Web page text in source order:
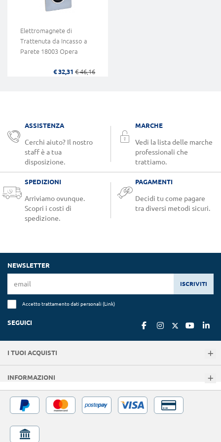
Elettromagnete di
Trattenuta da Incasso a
Parete 18003 Opera
€ 32,31 € 46,16
ASSISTENZA
Cerchi aiuto? Il nostro
staff è a tua
disposizione.
MARCHE
Vedi la lista delle marche
professionali che
trattiamo.
SPEDIZIONI
Arriviamo ovunque.
Scopri i costi di
spedizione.
PAGAMENTI
Decidi tu come pagare
tra diversi metodi sicuri.
NEWSLETTER
ISCRIVITI
Accetto trattamento dati personali (Link)
SEGUICI
I TUOI ACQUISTI
INFORMAZIONI